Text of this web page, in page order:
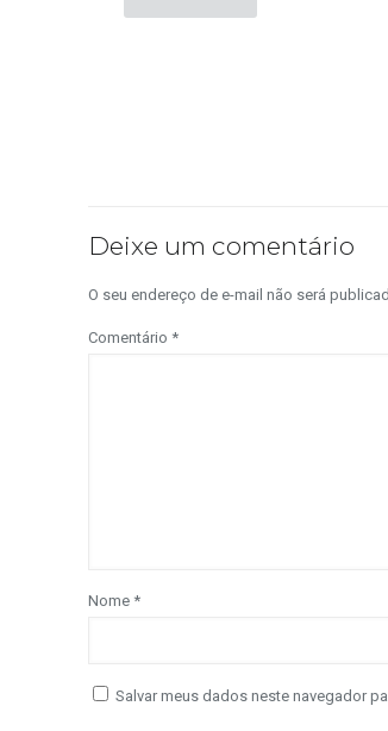
Deixe um comentário
O seu endereço de e-mail não será
Comentário *
Nome *
Salvar meus dados neste navegador